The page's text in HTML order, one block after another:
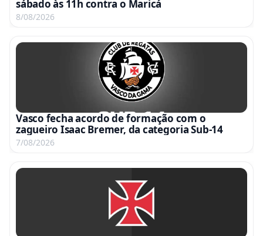
sábado às 11h contra o Maricá
8/08/2026
Vasco fecha acordo de formação com o
zagueiro Isaac Bremer, da categoria Sub-14
7/08/2026